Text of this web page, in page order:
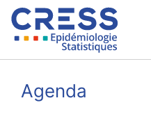
contentAgenda